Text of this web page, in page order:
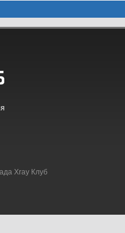
Xray Клуб